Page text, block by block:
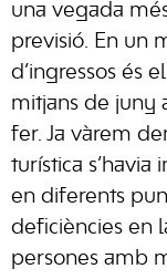
una vegada
previsió. En un
d’ingressos és
mitjans de juny
fer. Ja vàrem
turística s’havia
en diferents
deficiències en
persones amb